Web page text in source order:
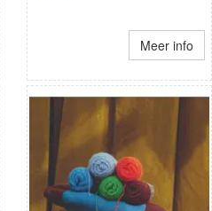
Meer info